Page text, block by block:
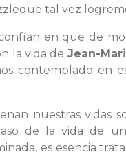
tal vez
en que de
la vida de Jean-
contemplado en
nuestras vidas
de la vida de
es esencia